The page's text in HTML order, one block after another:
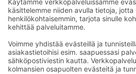
Prisma.fi
Sokos.fi
S-Pankki
Sokos Hotels
Raflaamo